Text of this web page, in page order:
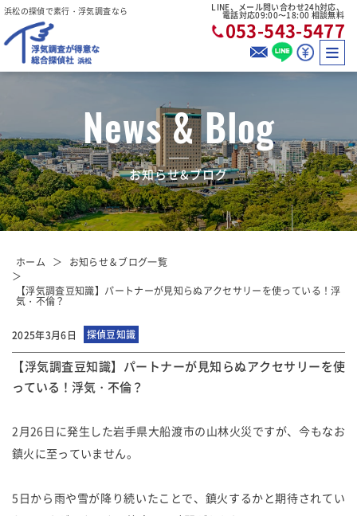
浜松の探偵で素行・浮気調査なら LINE、メール問い合わせ24h対応、
電話対応09:00〜18:00 相談無料
053-543-5477
News & Blog
お知らせ&ブログ
ホーム お知らせ＆ブログ一覧
【浮気調査豆知識】パートナーが見知らぬアクセサリーを使っている！浮
気・不倫？
2025年3月6日 探偵豆知識
【浮気調査豆知識】パートナーが見知らぬアクセサリーを使
っている！浮気・不倫？
2月26日に発生した岩手県大船渡市の山林火災ですが、今もなお
鎮火に至っていません。
5日から雨や雪が降り続いたことで、鎮火するかと期待されてい